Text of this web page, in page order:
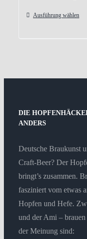
Ausführung wählen
Die
Optionen
auf
der
Produktseite
gewählt
werden
DIE
ANDERS
Deutsche Braukunst
Craft-Beer? Der
bringt’s zusammen.
fasziniert vom etwas
Hopfen und Hefe.
und der Ami –
der Meinung sind: